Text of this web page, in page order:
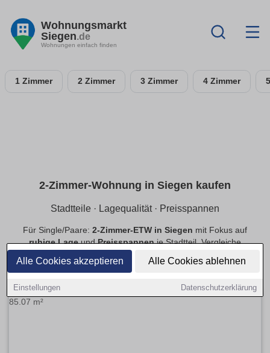
Alle Cookies akzeptieren Alle Cookies ablehnen
Einstellungen Datenschutzerklärung
Wohnungsmarkt
Siegen.de
Wohnungen einfach finden
1 Zimmer 2 Zimmer 3 Zimmer 4 Zimmer
2-Zimmer-Wohnung in Siegen kaufen
Stadtteile · Lagequalität · Preisspannen
Für Single/Paare: 2-Zimmer-ETW in Siegen mit Fokus auf
ruhige LageundPreisspannenje Stadtteil. Vergleiche
, priorisiere